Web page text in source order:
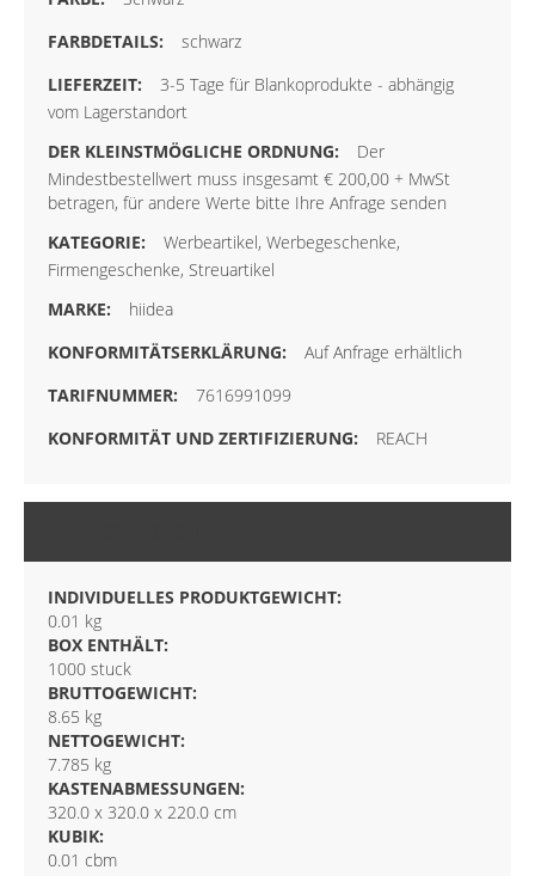
schwarz
3-5 Tage für Blankoprodukte - abhängig
vom Lagerstandort
Der
Mindestbestellwert muss insgesamt € 200,00 + MwSt
betragen, für andere Werte bitte Ihre Anfrage senden
Werbeartikel, Werbegeschenke,
Firmengeschenke, Streuartikel
hiidea
Auf Anfrage erhältlich
7616991099
REACH
INDIVIDUELLES PRODUKTGEWICHT:
0.01 kg
BOX ENTHÄLT:
1000 stuck
BRUTTOGEWICHT:
8.65 kg
NETTOGEWICHT:
7.785 kg
KASTENABMESSUNGEN:
320.0 x 320.0 x 220.0 cm
KUBIK:
0.01 cbm